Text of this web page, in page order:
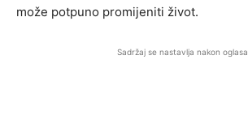
može potpuno promijeniti život.
Sadržaj se nastavlja nakon oglasa